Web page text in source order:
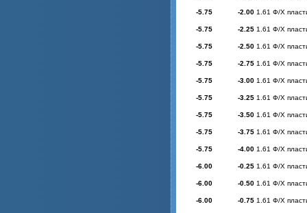
-5.75 -2.00 1.61 Ф/Х
-5.75 -2.25 1.61 Ф/Х
-5.75 -2.50 1.61 Ф/Х
-5.75 -2.75 1.61 Ф/Х
-5.75 -3.00 1.61 Ф/Х
-5.75 -3.25 1.61 Ф/Х
-5.75 -3.50 1.61 Ф/Х
-5.75 -3.75 1.61 Ф/Х
-5.75 -4.00 1.61 Ф/Х
-6.00 -0.25 1.61 Ф/Х
-6.00 -0.50 1.61 Ф/Х
-6.00 -0.75 1.61 Ф/Х